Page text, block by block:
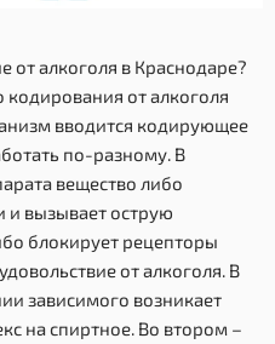
от алкоголя в Краснодаре?
от алкоголя
вводится кодирующее
по-разному. В
вещество либо
и вызывает острую
блокирует рецепторы
от алкоголя. В
зависимого возникает
на спиртное. Во втором –